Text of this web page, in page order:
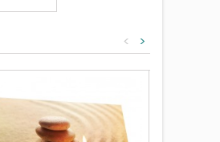
>
<